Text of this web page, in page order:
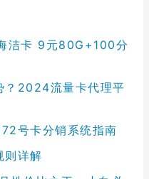
洁卡 9元80G+100分
？2024流量卡代理平
号卡分销系统指南
则详解